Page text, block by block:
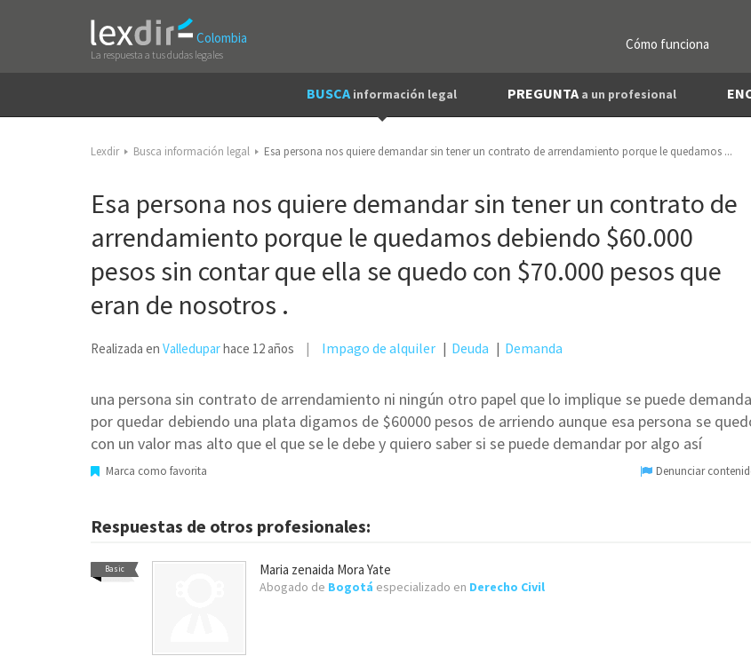
Colombia
La respuesta a tus dudas legales
Cómo funciona
BUSCA información legal PREGUNTA a un profesional
Lexdir Busca información legal Esa persona nos quiere demandar sin tener un contrato de arrendamiento porque le quedamos ...
Esa persona nos quiere demandar sin tener un contrato de
arrendamiento porque le quedamos debiendo $60.000
pesos sin contar que ella se quedo con $70.000 pesos que
eran de nosotros .
Realizada en Valleduparhace 12 años Impago de alquiler Deuda Demanda
una persona sin contrato de arrendamiento ni ningún otro papel que lo implique se puede
por quedar debiendo una plata digamos de $60000 pesos de arriendo aunque esa persona se
con un valor mas alto que el que se le debe y quiero saber si se puede demandar por algo así
Marca como favorita Denunciar
Respuestas de otros profesionales:
Basic Maria zenaida Mora Yate
Abogado de Bogotá especializado en Derecho Civil